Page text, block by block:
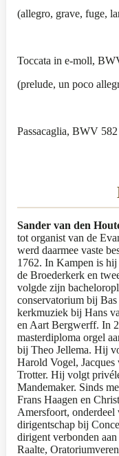
(allegro, grave, fuge,
Toccata in e-moll,
(prelude, un poco
Passacaglia, BWV 582
Sander van den
tot organist van de
werd daarmee vaste
1762. In Kampen is
de Broederkerk en
volgde zijn
conservatorium bij
kerkmuziek bij Hans
en Aart Bergwerff. In
masterdiploma orgel
bij Theo Jellema. Hij
Harold Vogel, Jacques
Trotter. Hij volgt
Mandemaker. Sinds
Frans Haagen en
Amersfoort,
dirigentschap bij
dirigent verbonden
Raalte,